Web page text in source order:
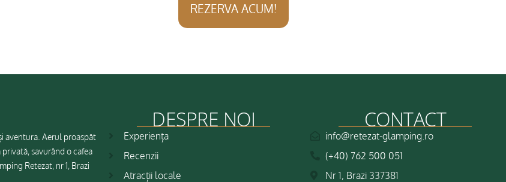
REZERVA ACUM!
aventura. Aerul proaspăt
savurând o cafea
Retezat, nr 1, Brazi
DESPRE NOI
Experiența
Recenzii
Atracții locale
CONTACT
info@retezat-glamping.ro
(+40) 762 500 051
Nr 1, Brazi 337381